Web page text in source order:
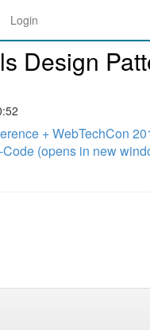
Login
Design
+ WebTechCon
Code (opens in new